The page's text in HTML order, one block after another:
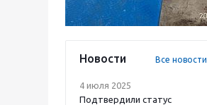
Новости Все новости
4 июля 2025
Подтвердили статус